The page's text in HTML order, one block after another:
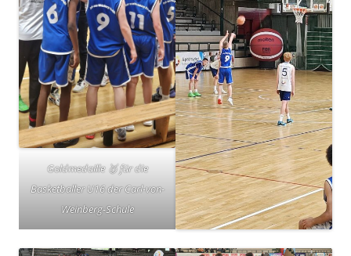
Goldmedaille 🥇 für die
Basketballer U16 der Carl-von-
Weinberg-Schule